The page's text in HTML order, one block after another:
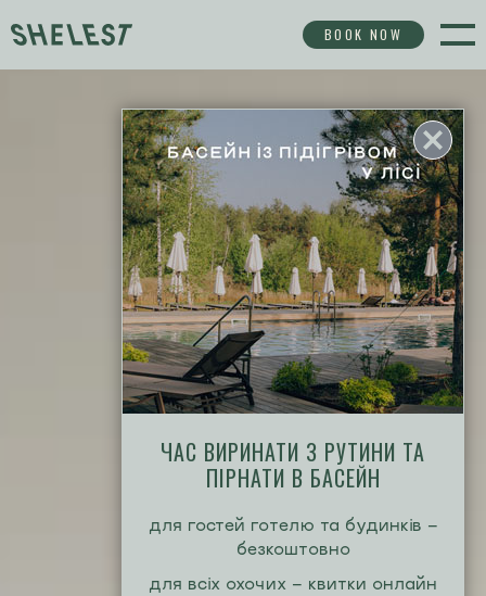
BOOK NOW
ЧАС ВИРИНАТИ З РУТИНИ ТА
ПІРНАТИ В БАСЕЙН
для гостей готелю та будинків -
безкоштовно
для всіх охочих - квитки онлайн